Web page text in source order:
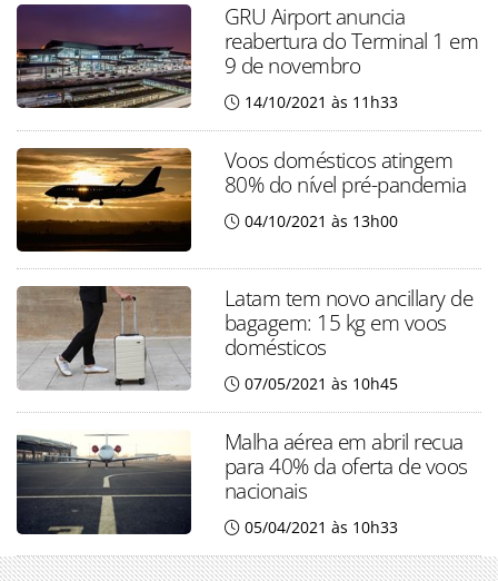
GRU Airport anuncia
reabertura do Terminal 1 em
9 de novembro
14/10/2021 às 11h33
Voos domésticos atingem
80% do nível pré-pandemia
04/10/2021 às 13h00
Latam tem novo ancillary de
bagagem: 15 kg em voos
domésticos
07/05/2021 às 10h45
Malha aérea em abril recua
para 40% da oferta de voos
nacionais
05/04/2021 às 10h33